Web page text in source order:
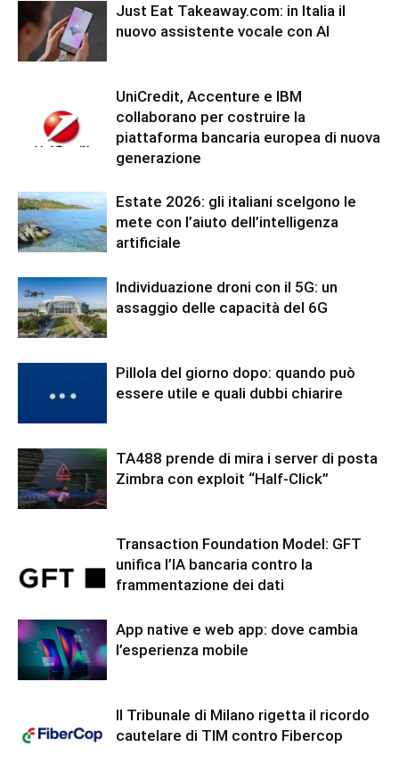
Just Eat Takeaway.com: in Italia il
nuovo assistente vocale con AI
UniCredit, Accenture e IBM
collaborano per costruire la
piattaforma bancaria europea di nuova
generazione
Estate 2026: gli italiani scelgono le
mete con l’aiuto dell’intelligenza
artificiale
Individuazione droni con il 5G: un
assaggio delle capacità del 6G
Pillola del giorno dopo: quando può
essere utile e quali dubbi chiarire
TA488 prende di mira i server di posta
Zimbra con exploit “Half-Click”
Transaction Foundation Model: GFT
unifica l’IA bancaria contro la
frammentazione dei dati
App native e web app: dove cambia
l’esperienza mobile
Il Tribunale di Milano rigetta il ricordo
cautelare di TIM contro Fibercop